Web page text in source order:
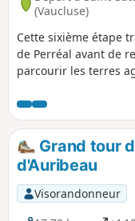
(Vaucluse)
Cette sixième étape
de Perréal avant de
parcourir les terres
s'accorder une heure
ses paysages de
magnifiquement
cultivés et s'engage
un petit trésor à
Vézaule pour arriver
Grand tour
d'Auribeau
Visorandonneur